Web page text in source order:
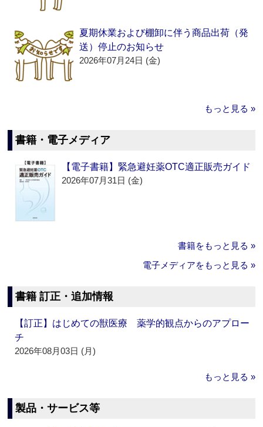
夏期休業および棚卸に伴う商品出荷（発
送）停止のお知らせ
2026年07月24日 (金)
もっと見る »
書籍・電子メディア
【電子書籍】緊急避妊薬OTC適正販売ガイド
2026年07月31日 (金)
書籍をもっと見る »
電子メディアをもっと見る »
書籍 訂正・追加情報
【訂正】はじめての獣医療 薬学的観点からのアプロー
チ
2026年08月03日 (月)
もっと見る »
製品・サービス等